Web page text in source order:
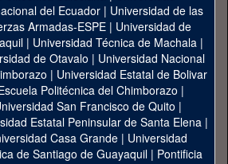
del Ecuador | Universidad de las
Armadas-ESPE | Universidad de
| Universidad Técnica de Machala|
de Otavalo | Universidad Nacional
| Universidad Estatal de Bolivar
Politécnica del Chimborazo |
San Francisco de Quito |
Estatal Peninsular de Santa Elena|
Casa Grande | Universidad
de Santiago de Guayaquil| Pontificia